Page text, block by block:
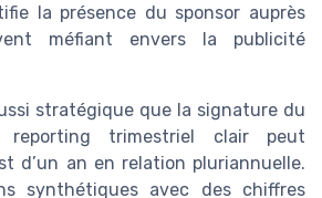
la présence du sponsor auprès
méfiant envers la publicité
stratégique que la signature du
trimestriel clair peut
d’un an en relation pluriannuelle.
synthétiques avec des chiffres